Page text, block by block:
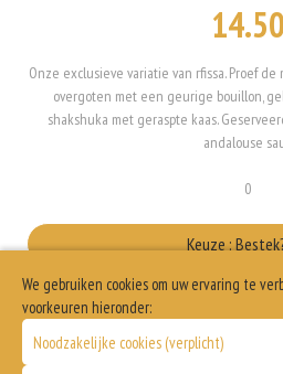
14.50
Onze exclusieve variatie van rfissa. Proef
overgoten met een geurige bouillon,
shakshuka met geraspte kaas.
andalouse
0
Keuze :
met bestek
We gebruiken cookies om uw ervaring te
voorkeuren hieronder:
Noodzakelijke cookies (verplicht)